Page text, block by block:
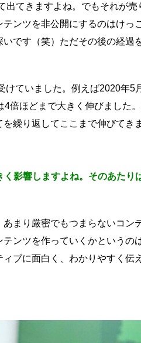
てきますよね。でもそれが売
テンツを非公開にするのはけ
です（笑）ただその後の経過
ていました。例えば2020年5
倍ほどまで大きく伸びました
繰り返してここまで伸びてき
影響しますよね。そのあたり
まり厳密でもつまらないコン
ンツを作っていくかというの
ブに面白く、わかりやすく伝